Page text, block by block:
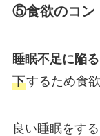
⑤食欲のコン
睡眠不足に陥る
下するため食
良い睡眠をす